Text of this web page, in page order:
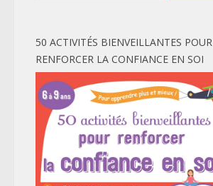
50 ACTIVITÉS BIENVEILLANTES POUR
RENFORCER LA CONFIANCE EN SOI